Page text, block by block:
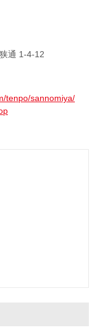
通 1-4-12
tenpo/sannomiya/